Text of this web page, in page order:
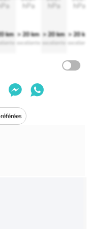
km
hPa
> 20 km
excellente
hPa
> 20 km
excellente
hPa
> 20